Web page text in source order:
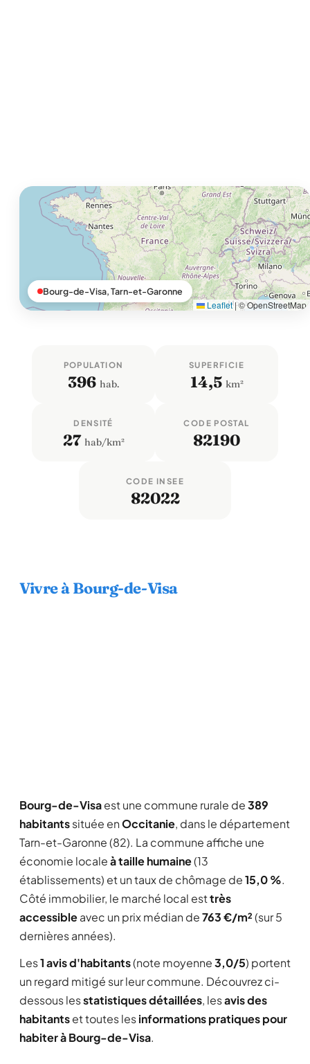
Leaflet |© OpenStreetMap
Bourg-de-Visa, Tarn-et-Garonne
POPULATION
396 hab.
SUPERFICIE
14,5 km²
DENSITÉ
27 hab/km²
CODE POSTAL
82190
CODE INSEE
82022
Vivre à Bourg-de-Visa
Bourg-de-Visaest une commune rurale de389
habitantssituée enOccitanie, dans le département
Tarn-et-Garonne (82). La commune affiche une
économie localeà taille humaine(13
établissements) et un taux de chômage de15,0 %.
Côté immobilier, le marché local esttrès
accessibleavec un prix médian de763 €/m²(sur 5
dernières années).
Les1 avis d'habitants(note moyenne3,0/5) portent
un regard mitigé sur leur commune. Découvrez ci-
dessous lesstatistiques détaillées, lesavis des
habitantset toutes lesinformations pratiques pour
habiter à Bourg-de-Visa.